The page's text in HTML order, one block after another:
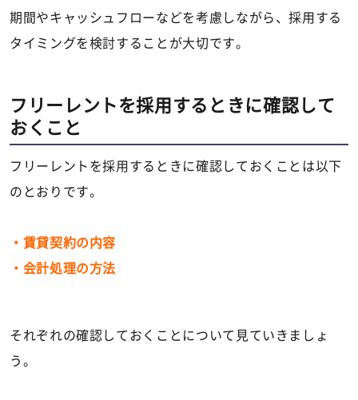
期間やキャッシュフローなどを考慮しながら、採用する
タイミングを検討することが大切です。
フリーレントを採用するときに確認して
おくこと
フリーレントを採用するときに確認しておくことは以下
のとおりです。
・賃貸契約の内容
・会計処理の方法
それぞれの確認しておくことについて見ていきましょ
う。